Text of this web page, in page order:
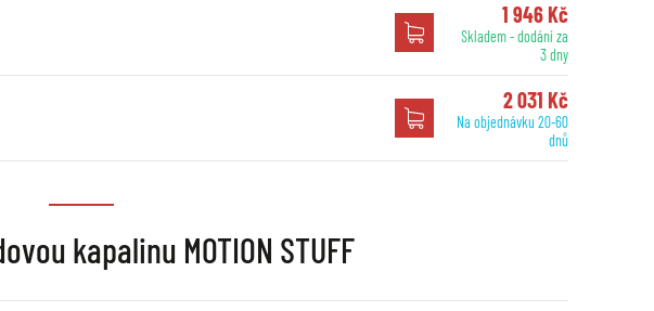
1 946 Kč
Skladem - dodání za
3 dny
2 031 Kč
Na objednávku 20-60
dnů
kapalinu MOTION STUFF